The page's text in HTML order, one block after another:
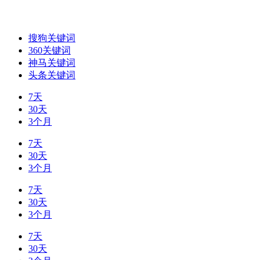
搜狗关键词
360关键词
神马关键词
头条关键词
7天
30天
3个月
7天
30天
3个月
7天
30天
3个月
7天
30天